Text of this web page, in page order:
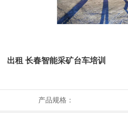
出租 长春智能采矿台车培训
产品规格：